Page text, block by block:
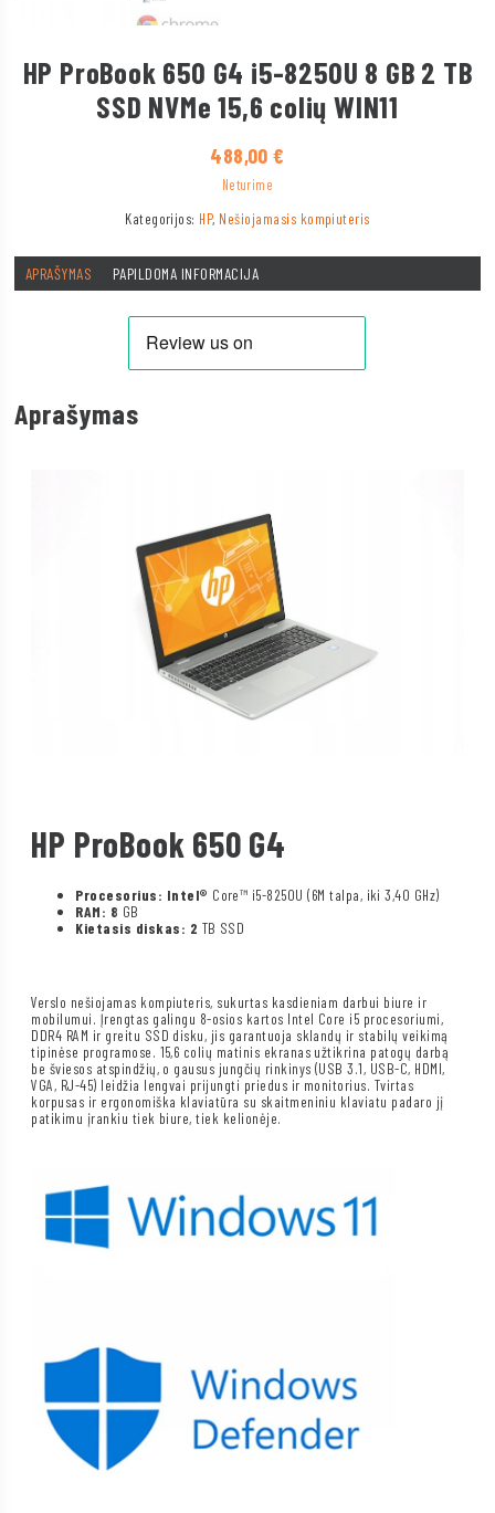
HP ProBook 650 G4 i5-8250U 8 GB 2 TB
SSD NVMe 15,6 colių WIN11
488,00€
Neturime
Kategorijos: HP, Nešiojamasis kompiuteris
APRAŠYMAS PAPILDOMA INFORMACIJA
Aprašymas
HP ProBook 650 G4
Procesorius: Intel® Core™ i5-8250U (6M talpa, iki 3,40 GHz)
RAM: 8 GB
Kietasis diskas: 2 TB SSD
Verslo nešiojamas kompiuteris, sukurtas kasdieniam darbui biure ir
mobilumui. Įrengtas galingu 8-osios kartos Intel Core i5 procesoriumi,
DDR4 RAM ir greitu SSD disku, jis garantuoja sklandų ir stabilų veikimą
tipinėse programose. 15,6 colių matinis ekranas užtikrina patogų darbą
be šviesos atspindžių, o gausus jungčių rinkinys (USB 3.1, USB-C, HDMI,
VGA, RJ-45) leidžia lengvai prijungti priedus ir monitorius. Tvirtas
korpusas ir ergonomiška klaviatūra su skaitmeniniu klaviatu padaro jį
patikimu įrankiu tiek biure, tiek kelionėje.